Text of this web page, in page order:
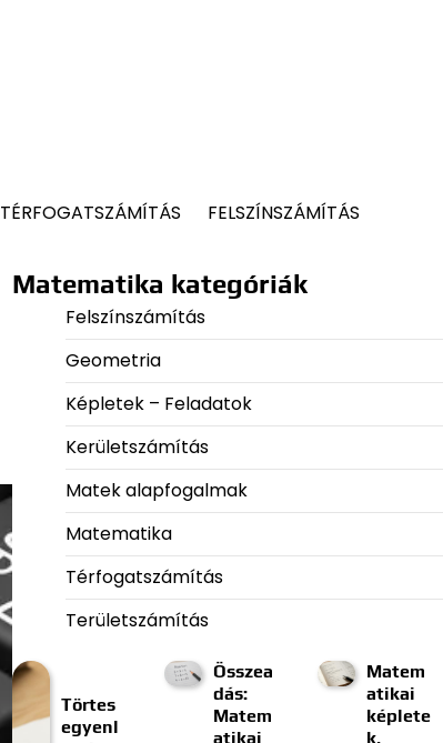
TÉRFOGATSZÁMÍTÁS FELSZÍNSZÁMÍTÁS
Matematika kategóriák
Felszínszámítás
Geometria
Képletek – Feladatok
Kerületszámítás
Matek alapfogalmak
Matematika
Térfogatszámítás
Területszámítás
Törtes
egyenl
Összea
dás:
Matem
atikai
Matem
atikai
képlete
k,